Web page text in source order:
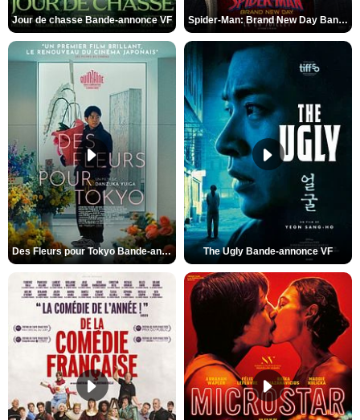
Jour de chasse Bande-annonce VF Spider-Man: Brand New Day Bande-annonce (3) VO STFR
Des Fleurs pour Tokyo Bande-annonce VO STFR The Ugly Bande-annonce VF